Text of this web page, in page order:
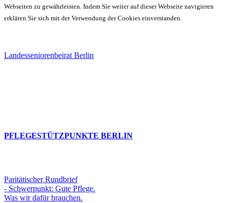
Webseiten zu gewährleisten. Indem Sie weiter auf dieser Webseite navigieren
erklären Sie sich mit der Verwendung der Cookies einverstanden.
Landesseniorenbeirat Berlin
PFLEGESTÜTZPUNKTE BERLIN
Paritätischer Rundbrief
- Schwerpunkt: Gute Pflege.
Was wir dafür brauchen.